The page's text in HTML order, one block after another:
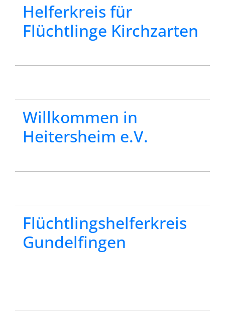
Helferkreis für
Flüchtlinge Kirchzarten
Willkommen in
Heitersheim e.V.
Flüchtlingshelferkreis
Gundelfingen